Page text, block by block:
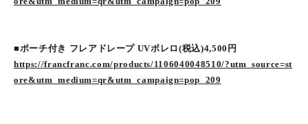
■ポーチ付き フレアドレープ UVボレロ(税込)4,500円
https://francfranc.com/products/1106040048510/?utm_source=st
ore&utm_medium=qr&utm_campaign=pop_209